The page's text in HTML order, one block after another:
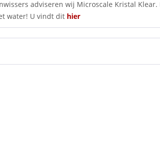
adviseren wij Microscale Kristal
water! U vindt dit hier